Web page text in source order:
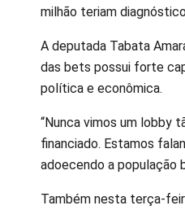
milhão teriam
A deputada Tabata
das bets possui forte
política e econômica.
“Nunca vimos um lobby
financiado. Estamos
adoecendo a população
Também nesta terça-